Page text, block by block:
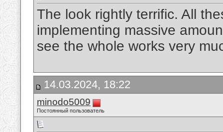
The look rightly terrific. All
implementing massive
see the whole works very
14.03.2024, 18:22
minodo5009
Постоянный пользователь